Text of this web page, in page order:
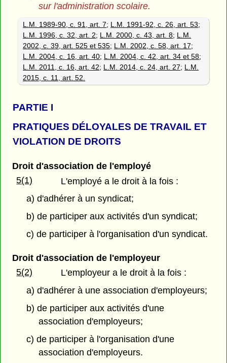
sur l'administration scolaire.
L.M. 1989-90, c. 91, art. 7; L.M. 1991-92, c. 26, art. 53;
L.M. 1996, c. 32, art. 2; L.M. 2000, c. 43, art. 8; L.M.
2002, c. 39, art. 525 et 535; L.M. 2002, c. 58, art. 17;
L.M. 2004, c. 16, art. 40; L.M. 2004, c. 42, art. 34 et 58;
L.M. 2011, c. 16, art. 42; L.M. 2014, c. 24, art. 27; L.M.
2015, c. 11, art. 52.
PARTIE I
PRATIQUES DÉLOYALES DE TRAVAIL ET
VIOLATION DE DROITS
Droit d'association de l'employé
5(1)
L'employé a le droit à la fois :
a) d'adhérer à un syndicat;
b) de participer aux activités d'un syndicat;
c) de participer à l'organisation d'un syndicat.
Droit d'association de l'employeur
5(2)
L'employeur a le droit à la fois :
a) d'adhérer à une association d'employeurs;
b) de participer aux activités d'une
association d'employeurs;
c) de participer à l'organisation d'une
association d'employeurs.